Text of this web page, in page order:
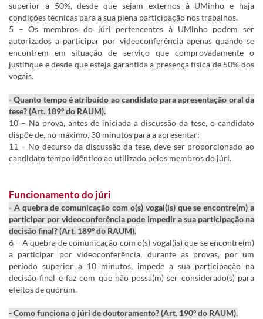
superior a 50%, desde que sejam externos à UMinho e haja
condições técnicas para a sua plena participação nos trabalhos.
5 – Os membros do júri pertencentes à UMinho podem ser
autorizados a participar por videoconferência apenas quando se
encontrem em situação de serviço que comprovadamente o
justifique e desde que esteja garantida a presença física de 50% dos
vogais.
- Quanto tempo é atribuído ao candidato para apresentação oral da
tese? (Art. 189º do RAUM).
10 – Na prova, antes de iniciada a discussão da tese, o candidato
dispõe de, no máximo, 30 minutos para a apresentar;
11 – No decurso da discussão da tese, deve ser proporcionado ao
candidato tempo idêntico ao utilizado pelos membros do júri.
Funcionamento do júri
- A quebra de comunicação com o(s) vogal(is) que se encontre(m) a
participar por videoconferência pode impedir a sua participação na
decisão final? (Art. 189º do RAUM).
6 – A quebra de comunicação com o(s) vogal(is) que se encontre(m)
a participar por videoconferência, durante as provas, por um
período superior a 10 minutos, impede a sua participação na
decisão final e faz com que não possa(m) ser considerado(s) para
efeitos de quórum.
- Como funciona o júri de doutoramento? (Art. 190º do RAUM).